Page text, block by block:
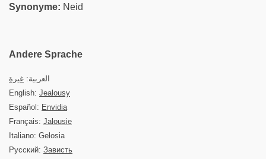
Synonyme: Neid
Andere Sprache
العربية: غيرة
English: Jealousy
Español: Envidia
Français: Jalousie
Italiano: Gelosia
Русский: Зависть